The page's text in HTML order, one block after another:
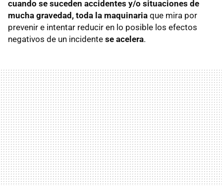
cuando se suceden accidentes y/o situaciones de
mucha gravedad, toda la maquinaria que mira por
prevenir e intentar reducir en lo posible los efectos
negativos de un incidente se acelera.